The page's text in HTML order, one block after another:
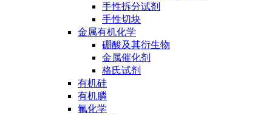
手性拆分试剂
手性切块
金属有机化学
硼酸及其衍生物
金属催化剂
格氏试剂
有机硅
有机膦
氟化学